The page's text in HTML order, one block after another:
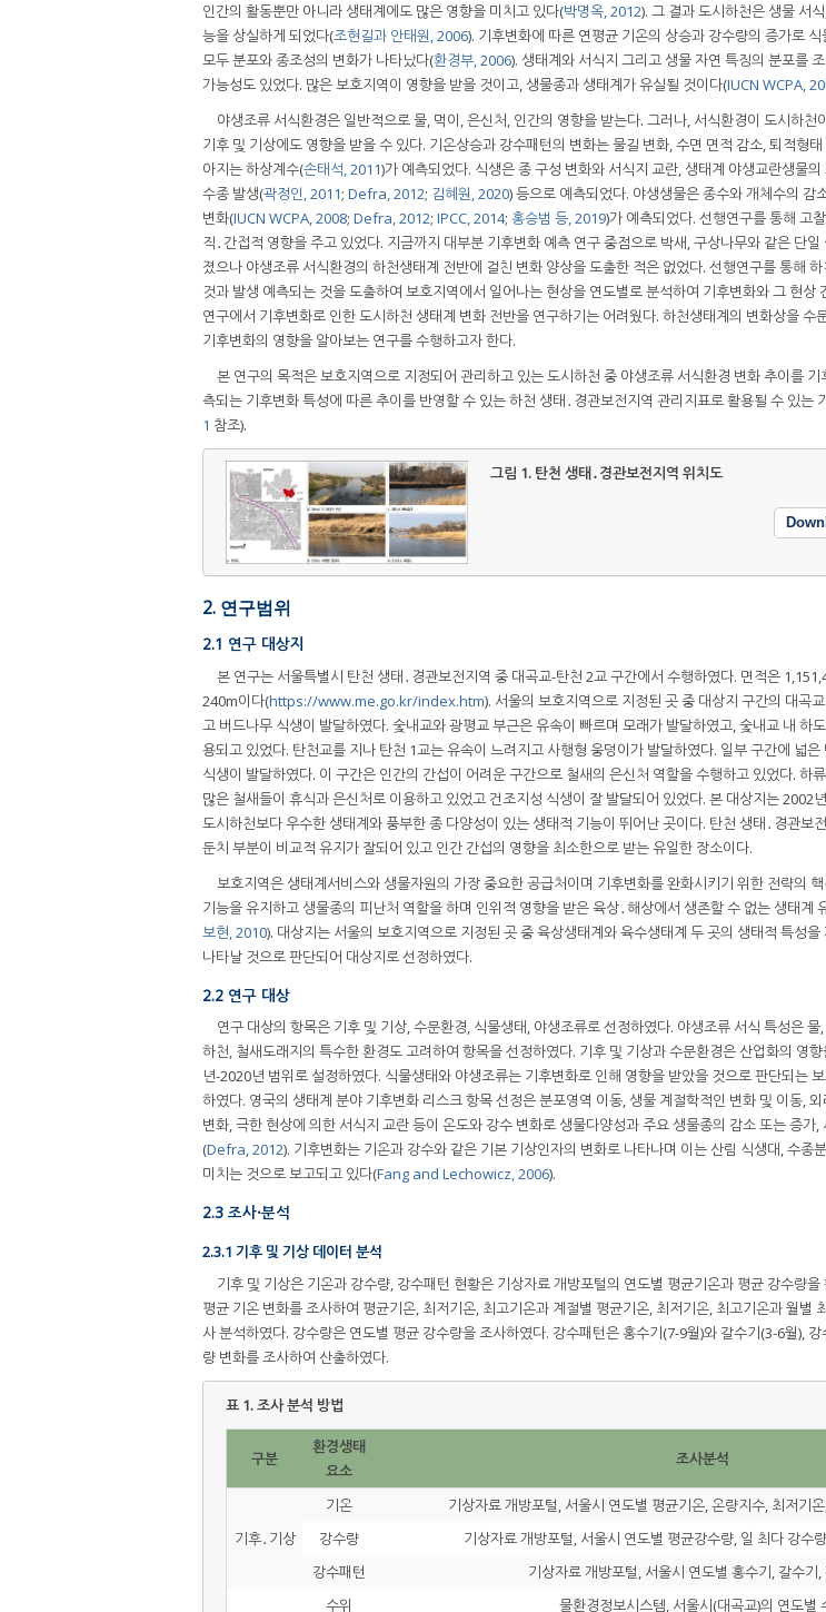
인간의 활동뿐만 아니라 생태계에도 많은 영향을 미치고 있다(박명옥, 2012). 그 결과 도시하천은 생물 서
능을 상실하게 되었다(조현길과 안태원, 2006). 기후변화에 따른 연평균 기온의 상승과 강수량의 증가로
모두 분포와 종조성의 변화가 나타났다(환경부, 2006). 생태계와 서식지 그리고 생물 자연 특징의 분포를
가능성도 있었다. 많은 보호지역이 영향을 받을 것이고, 생물종과 생태계가 유실될 것이다(IUCN WCPA,
야생조류 서식환경은 일반적으로 물, 먹이, 은신처, 인간의 영향을 받는다. 그러나, 서식환경이 도시하
기후 및 기상에도 영향을 받을 수 있다. 기온상승과 강수패턴의 변화는 물길 변화, 수면 면적 감소, 퇴적형
아지는 하상계수(손태석, 2011)가 예측되었다. 식생은 종 구성 변화와 서식지 교란, 생태계 야생교란생물
수종 발생(곽정인, 2011; Defra, 2012; 김혜원, 2020) 등으로 예측되었다. 야생생물은 종수와 개체수의 감
변화(IUCN WCPA, 2008; Defra, 2012; IPCC, 2014; 홍승범 등, 2019)가 예측되었다. 선행연구를 통해 고
직․간접적 영향을 주고 있었다. 지금까지 대부분 기후변화 예측 연구 중점으로 박새, 구상나무와 같은 단
졌으나 야생조류 서식환경의 하천생태계 전반에 걸친 변화 양상을 도출한 적은 없었다. 선행연구를 통해
것과 발생 예측되는 것을 도출하여 보호지역에서 일어나는 현상을 연도별로 분석하여 기후변화와 그 현상
연구에서 기후변화로 인한 도시하천 생태계 변화 전반을 연구하기는 어려웠다. 하천생태계의 변화상을 수
기후변화의 영향을 알아보는 연구를 수행하고자 한다.
본 연구의 목적은 보호지역으로 지정되어 관리하고 있는 도시하천 중 야생조류 서식환경 변화 추이를
측되는 기후변화 특성에 따른 추이를 반영할 수 있는 하천 생태․경관보전지역 관리지표로 활용될 수 있는
1 참조).
그림 1. 탄천 생태․경관보전지역 위치도
2. 연구범위
2.1 연구 대상지
본 연구는 서울특별시 탄천 생태․경관보전지역 중 대곡교-탄천 2교 구간에서 수행하였다. 면적은
240m이다(https://www.me.go.kr/index.htm). 서울의 보호지역으로 지정된 곳 중 대상지 구간의 대곡
고 버드나무 식생이 발달하였다. 숯내교와 광평교 부근은 유속이 빠르며 모래가 발달하였고, 숯내교 내 하
용되고 있었다. 탄천교를 지나 탄천 1교는 유속이 느려지고 사행형 웅덩이가 발달하였다. 일부 구간에 넓
식생이 발달하였다. 이 구간은 인간의 간섭이 어려운 구간으로 철새의 은신처 역할을 수행하고 있었다. 하
많은 철새들이 휴식과 은신처로 이용하고 있었고 건조지성 식생이 잘 발달되어 있었다. 본 대상지는 2002
도시하천보다 우수한 생태계와 풍부한 종 다양성이 있는 생태적 기능이 뛰어난 곳이다. 탄천 생태․경관보
둔치 부분이 비교적 유지가 잘되어 있고 인간 간섭의 영향을 최소한으로 받는 유일한 장소이다.
보호지역은 생태계서비스와 생물자원의 가장 중요한 공급처이며 기후변화를 완화시키기 위한 전략의
기능을 유지하고 생물종의 피난처 역할을 하며 인위적 영향을 받은 육상․해상에서 생존할 수 없는 생태계
보현, 2010). 대상지는 서울의 보호지역으로 지정된 곳 중 육상생태계와 육수생태계 두 곳의 생태적 특성
나타날 것으로 판단되어 대상지로 선정하였다.
2.2 연구 대상
연구 대상의 항목은 기후 및 기상, 수문환경, 식물생태, 야생조류로 선정하였다. 야생조류 서식 특성은
하천, 철새도래지의 특수한 환경도 고려하여 항목을 선정하였다. 기후 및 기상과 수문환경은 산업화의 영
년-2020년 범위로 설정하였다. 식물생태와 야생조류는 기후변화로 인해 영향을 받았을 것으로 판단되는
하였다. 영국의 생태계 분야 기후변화 리스크 항목 선정은 분포영역 이동, 생물 계절학적인 변화 및 이동,
변화, 극한 현상에 의한 서식지 교란 등이 온도와 강수 변화로 생물다양성과 주요 생물종의 감소 또는 증가
(Defra, 2012). 기후변화는 기온과 강수와 같은 기본 기상인자의 변화로 나타나며 이는 산림 식생대, 수종
미치는 것으로 보고되고 있다(Fang and Lechowicz, 2006).
2.3 조사⸱분석
2.3.1 기후 및 기상 데이터 분석
기후 및 기상은 기온과 강수량, 강수패턴 현황은 기상자료 개방포털의 연도별 평균기온과 평균 강수량을
평균 기온 변화를 조사하여 평균기온, 최저기온, 최고기온과 계절별 평균기온, 최저기온, 최고기온과 월별
사 분석하였다. 강수량은 연도별 평균 강수량을 조사하였다. 강수패턴은 홍수기(7-9월)와 갈수기(3-6월),
량 변화를 조사하여 산출하였다.
표 1.조사 분석 방법
구분
환경생태
요소
조사분석
기후․기상
기온
기상자료 개방포털, 서울시 연도별 평균기온, 온량지수, 최저기
강수량
기상자료 개방포털, 서울시 연도별 평균강수량, 일 최다 강수
강수패턴
기상자료 개방포털, 서울시 연도별 홍수기, 갈수기,
수위
물환경정보시스템, 서울시(대곡교)의 연도별